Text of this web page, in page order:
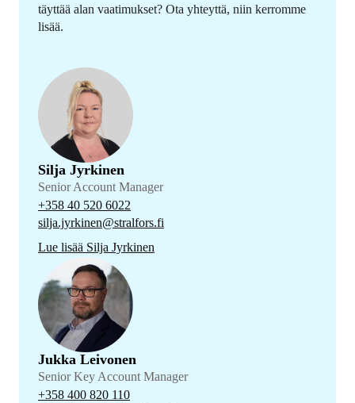
täyttää alan vaatimukset? Ota yhteyttä, niin kerromme
lisää.
Silja Jyrkinen
Senior Account Manager
+358 40 520 6022
silja.jyrkinen@stralfors.fi
Lue lisää Silja Jyrkinen
Jukka Leivonen
Senior Key Account Manager
+358 400 820 110